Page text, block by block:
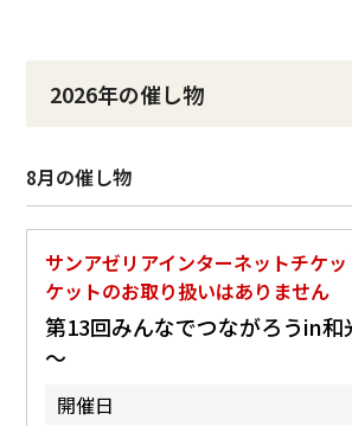
2026年の催し物
8月の催し物
サンアゼリアインターネットチケ
ケットのお取り扱いはありません
第13回みんなでつながろうin和
～
開催日